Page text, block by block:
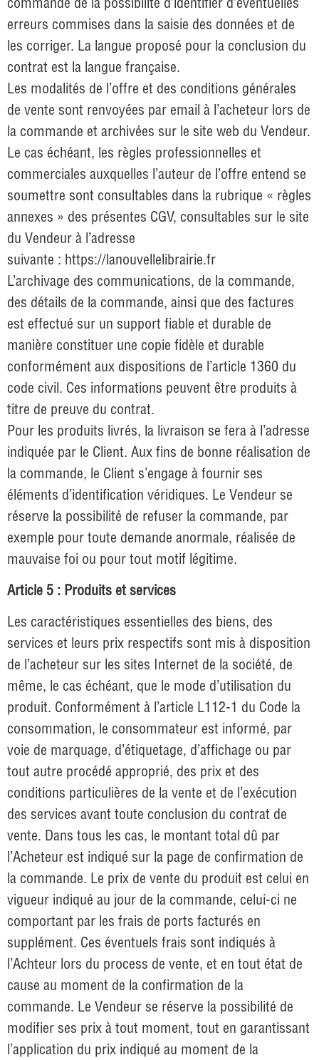
erreurs commises dans la saisie des données et de
les corriger. La langue proposé pour la conclusion du
contrat est la langue française.
Les modalités de l’offre et des conditions générales
de vente sont renvoyées par email à l’acheteur lors de
la commande et archivées sur le site web du Vendeur.
Le cas échéant, les règles professionnelles et
commerciales auxquelles l’auteur de l’offre entend se
soumettre sont consultables dans la rubrique « règles
annexes » des présentes CGV, consultables sur le site
du Vendeur à l’adresse
suivante : https://lanouvellelibrairie.fr
L’archivage des communications, de la commande,
des détails de la commande, ainsi que des factures
est effectué sur un support fiable et durable de
manière constituer une copie fidèle et durable
conformément aux dispositions de l’article 1360 du
code civil. Ces informations peuvent être produits à
titre de preuve du contrat.
Pour les produits livrés, la livraison se fera à l’adresse
indiquée par le Client. Aux fins de bonne réalisation de
la commande, le Client s’engage à fournir ses
éléments d’identification véridiques. Le Vendeur se
réserve la possibilité de refuser la commande, par
exemple pour toute demande anormale, réalisée de
mauvaise foi ou pour tout motif légitime.
Article 5 : Produits et services
Les caractéristiques essentielles des biens, des
services et leurs prix respectifs sont mis à disposition
de l’acheteur sur les sites Internet de la société, de
même, le cas échéant, que le mode d’utilisation du
produit. Conformément à l’article L112-1 du Code la
consommation, le consommateur est informé, par
voie de marquage, d’étiquetage, d’affichage ou par
tout autre procédé approprié, des prix et des
conditions particulières de la vente et de l’exécution
des services avant toute conclusion du contrat de
vente. Dans tous les cas, le montant total dû par
l’Acheteur est indiqué sur la page de confirmation de
la commande. Le prix de vente du produit est celui en
vigueur indiqué au jour de la commande, celui-ci ne
comportant par les frais de ports facturés en
supplément. Ces éventuels frais sont indiqués à
l’Achteur lors du process de vente, et en tout état de
cause au moment de la confirmation de la
commande. Le Vendeur se réserve la possibilité de
modifier ses prix à tout moment, tout en garantissant
l’application du prix indiqué au moment de la